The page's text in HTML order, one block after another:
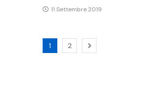
11 Settembre 2019
1 2